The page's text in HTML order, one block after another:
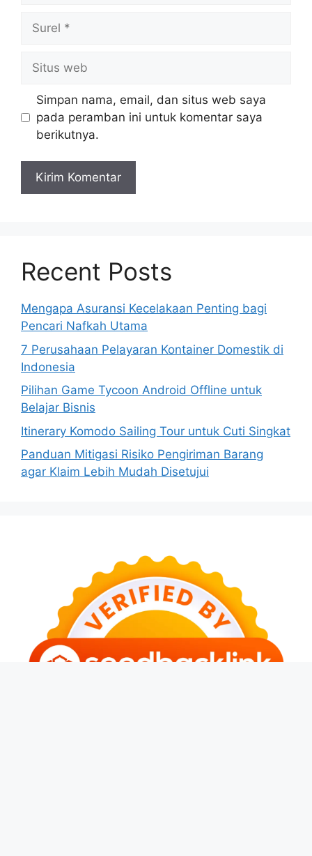
web
Simpan nama, email, dan situs web saya
pada peramban ini untuk komentar saya
berikutnya.
Recent Posts
Mengapa Asuransi Kecelakaan Penting bagi
Pencari Nafkah Utama
7 Perusahaan Pelayaran Kontainer Domestik di
Indonesia
Pilihan Game Tycoon Android Offline untuk
Belajar Bisnis
Itinerary Komodo Sailing Tour untuk Cuti Singkat
Panduan Mitigasi Risiko Pengiriman Barang
agar Klaim Lebih Mudah Disetujui